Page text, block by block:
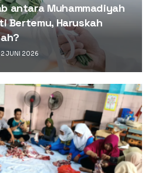
antara Muhammadiyah
Bertemu, Haruskah
2 JUNI 2026